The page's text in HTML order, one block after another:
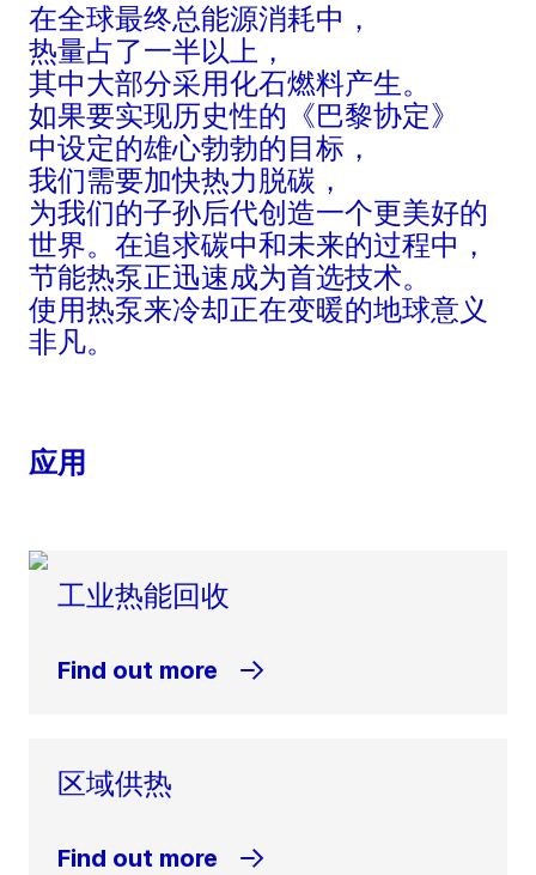
在全球最终总能源消耗中，
热量占了一半以上，
其中大部分采用化石燃料产生。
如果要实现历史性的《巴黎协定》
中设定的雄心勃勃的目标，
我们需要加快热力脱碳，
为我们的子孙后代创造一个更美好的
世界。在追求碳中和未来的过程中，
节能热泵正迅速成为首选技术。
使用热泵来冷却正在变暖的地球意义
非凡。
应用
工业热能回收
Find out more
区域供热
Find out more